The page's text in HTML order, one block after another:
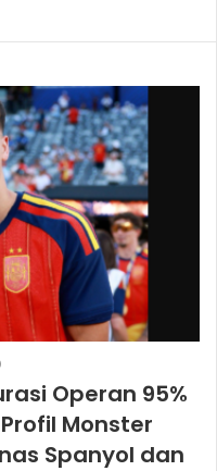
Operan 95%
Monster
Spanyol dan